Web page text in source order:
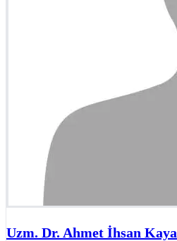
Uzm. Dr. Ahmet İhsan Kaya